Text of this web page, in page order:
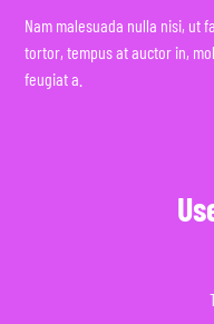
Nam malesuada nulla nisi, ut
tortor, tempus at auctor in,
feugiat a.